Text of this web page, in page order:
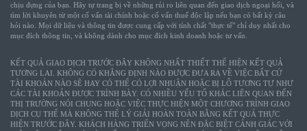
chịu đựng của bạn. Hãy tự trang bị về những rủi ro liên quan đến giao dịch ngoại hối, và
tìm lời khuyên từ một cố vấn tài chính hoặc cố vấn thuế độc lập nếu bạn có bất kỳ câu
hỏi nào. Mọi dữ liệu và thông tin được cung cấp với tính chất "thực tế" chỉ duy nhất cho
mục đích thông tin, và không dành cho mục đích kinh doanh hoặc tư vấn.
KẾT QUẢ GIAO DỊCH TRƯỚC ĐÂY KHÔNG NHẤT THIẾT THỂ HIỆN KẾT QUẢ
TƯƠNG LAI. KHÔNG CÓ KHẲNG ĐỊNH NÀO ĐƯỢC ĐƯA RA VỀ VIỆC BẤT CỨ
TÀI KHOẢN NÀO SẼ HAY CÓ THỂ CÓ LỢI NHUẬN HOẶC BỊ LỖ TƯƠNG TỰ NHƯ
CÁC TÀI KHOẢN ĐƯỢC TRÌNH BÀY. CÓ NHIỀU YẾU TỐ KHÁC LIÊN QUAN ĐẾN
THỊ TRƯỜNG NÓI CHUNG HOẶC VIỆC THỰC HIỆN MỘT CHƯƠNG TRÌNH GIAO
DỊCH CỤ THỂ MÀ KHÔNG THỂ LÝ GIẢI HOÀN TOÀN BẰNG KẾT QUẢ THỰC
HIỆN TRƯỚC ĐÂY. KHÁCH HÀNG TRIỂN VỌNG NÊN ĐẶC BIỆT CẢNH GIÁC VỚI